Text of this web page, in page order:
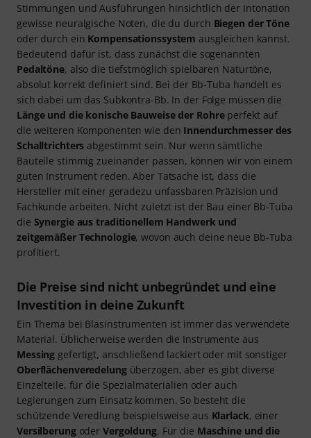
Stimmungen und Ausführungen hinsichtlich der Intonation
gewisse neuralgische Noten, die du durch Biegen der Töne
oder durch ein Kompensationssystem ausgleichen kannst.
Bedeutend dafür ist, dass zunächst die sogenannten
Pedaltöne, also die tiefstmöglich spielbaren Naturtöne,
absolut korrekt definiert sind. Bei der Bb-Tuba handelt es
sich dabei um das Subkontra-Bb. In der Folge müssen die
Länge und die konische Bauweise der Rohreperfekt auf
die weiteren Komponenten wie den Innendurchmesser des
Schalltrichters abgestimmt sein. Nur wenn sämtliche
Bauteile stimmig zueinander passen, können wir von einem
guten Instrument reden. Aber Tatsache ist, dass die
Hersteller mit einer geradezu unfassbaren Präzision und
Fachkunde arbeiten. Nicht zuletzt ist der Bau einer Bb-Tuba
die Synergie aus traditionellem Handwerk und
zeitgemäßer Technologie, wovon auch deine neue Bb-Tuba
profitiert.
Die Preise sind nicht unbegründet und eine
Investition in deine Zukunft
Ein Thema bei Blasinstrumenten ist immer das verwendete
Material. Üblicherweise werden die Instrumente aus
Messing gefertigt, anschließend lackiert oder mit sonstiger
Oberflächenveredelungüberzogen, aber es gibt diverse
Einzelteile, für die Spezialmaterialien oder auch
Legierungen zum Einsatz kommen. So besteht die
schützende Veredlung beispielsweise aus Klarlack, einer
VersilberungoderVergoldung. Für die Maschine und die